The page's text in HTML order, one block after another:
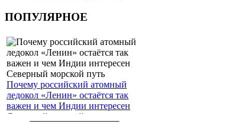
ПОПУЛЯРНОЕ
Почему российский атомный
ледокол «Ленин» остаётся так
важен и чем Индии интересен
Северный морской путь